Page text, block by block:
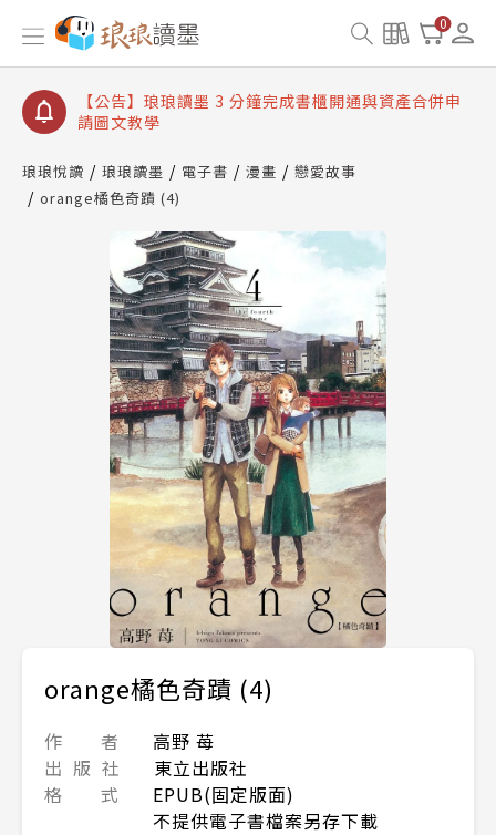
0
【公告】琅琅讀墨數位閱讀資產合併與書櫃開通申請
【公告】琅琅讀墨書櫃開通常見問題
【公告】琅琅讀墨 3 分鐘完成書櫃開通與資產合併申
請圖文教學
查詢
【公告】琅琅讀墨數位閱讀資產合併與書櫃開通申請
琅琅悅讀 琅琅讀墨 電子書 漫畫
戀愛故事
orange橘色奇蹟 (4)
orange橘色奇蹟 (4)
作 者
高野 苺
出 版 社
東立出版社
格 式
EPUB(固定版面)
不提供電子書檔案另存下載